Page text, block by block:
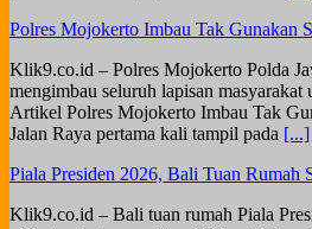
Polres Mojokerto Imbau Tak Gunakan
Klik9.co.id – Polres Mojokerto Polda
mengimbau seluruh lapisan
Artikel Polres Mojokerto Imbau Tak
Jalan Raya pertama kali tampil pada [...]
Piala Presiden 2026, Bali Tuan Rumah
Klik9.co.id – Bali tuan rumah Piala